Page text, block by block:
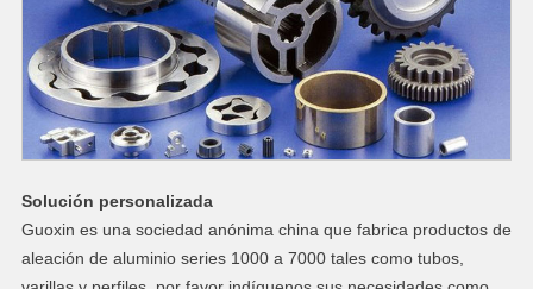
Solución personalizada
Guoxin es una sociedad anónima china que fabrica productos de
aleación de aluminio series 1000 a 7000 tales como tubos,